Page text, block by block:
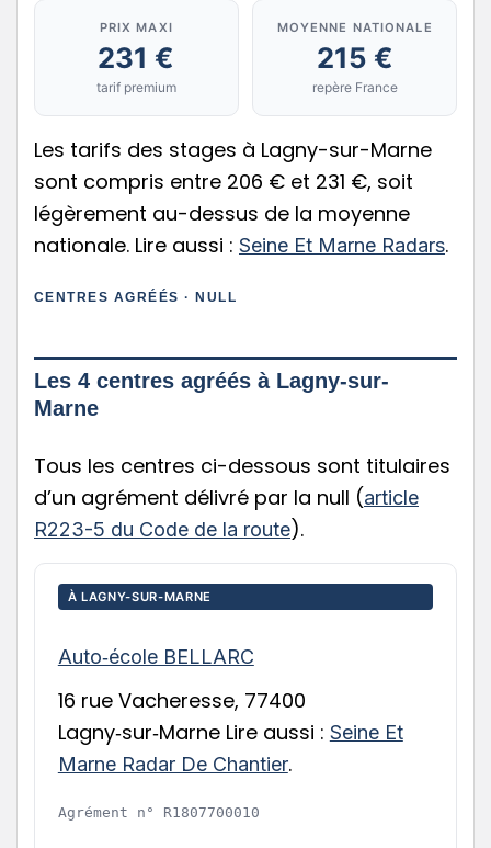
PRIX MAXI
231 €
tarif premium
MOYENNE NATIONALE
215 €
repère France
Les tarifs des stages à Lagny-sur-Marne
sont compris entre 206 € et 231 €, soit
légèrement au-dessus de la moyenne
nationale. Lire aussi : Seine Et Marne Radars.
CENTRES AGRÉÉS · NULL
Les 4 centres agréés à Lagny-sur-
Marne
Tous les centres ci-dessous sont titulaires
d’un agrément délivré par la null (article
R223-5 du Code de la route).
À LAGNY-SUR-MARNE
Auto‑école BELLARC
16 rue Vacheresse, 77400
Lagny‑sur‑Marne Lire aussi : Seine Et
Marne Radar De Chantier.
Agrément n° R1807700010